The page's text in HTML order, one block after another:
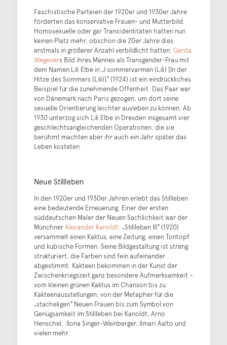
Faschistische Parteien der 1920er und 1930er Jahre
förderten das konservative Frauen- und Mutterbild.
Homosexuelle oder gar Transidentitäten hatten nun
keinen Platz mehr, obschon die 20er Jahre dies
erstmals in größerer Anzahl verbildlicht hatten: Gerda
Wegeners Bild ihres Mannes als Transgender-Frau mit
dem Namen Lili Elbe in „I sommervarmen (Lili) [In der
Hitze des Sommers (Lili)]“ (1924) ist ein eindrückliches
Beispiel für die zunehmende Offenheit. Das Paar war
von Dänemark nach Paris gezogen, um dort seine
sexuelle Orientierung leichter ausleben zu können. Ab
1930 unterzog sich Lili Elbe in Dresden insgesamt vier
geschlechtsangleichenden Operationen, die sie
berühmt machten aber ihr auch ein Jahr später das
Leben kosteten.
Neue Stillleben
In den 1920er und 1930er Jahren erlebt das Stillleben
eine bedeutende Erneuerung. Einer der ersten
süddeutschen Maler der Neuen Sachlichkeit war der
MünchnerAlexander Kanoldt. „Stillleben III“ (1920)
versammelt einen Kaktus, eine Zeitung, einen Tontopf
und kubische Formen. Seine Bildgestaltung ist streng
strukturiert, die Farben sind fein aufeinander
abgestimmt. Kakteen bekommen in der Kunst der
Zwischenkriegszeit ganz besondere Aufmerksamkeit –
vom kleinen grünen Kaktus im Chanson bis zu
Kakteenausstellungen, von der Metapher für die
„stacheligen“ Neuen Frauen bis zum Symbol von
Genügsamkeit im Stillleben bei Kanoldt, Arno
Henschel, Ilona Singer-Weinberger, Ilmari Aalto und
vielen mehr.